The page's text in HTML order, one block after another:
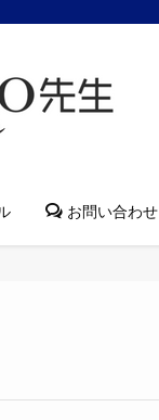
お問い合わせ